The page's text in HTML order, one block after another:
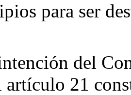
para ser
del
artículo 21